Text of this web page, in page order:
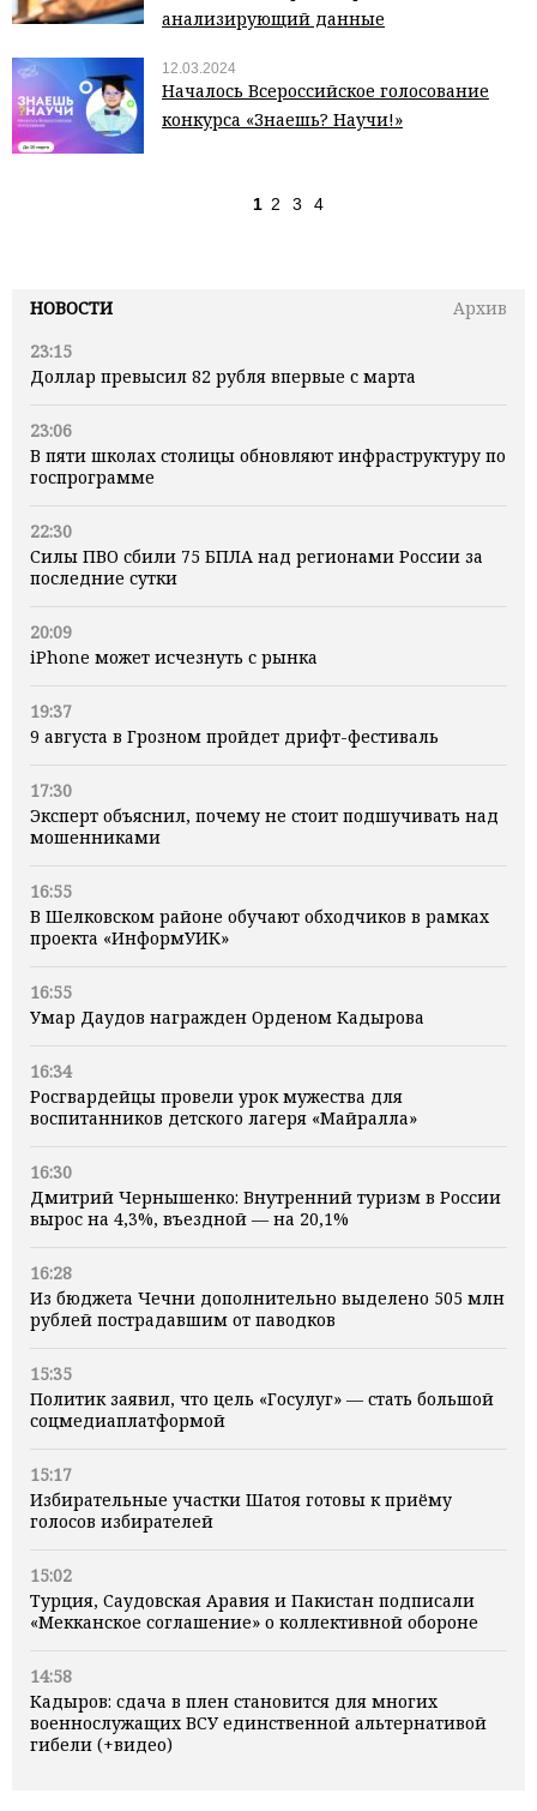
НОВОСТИ
Архив
23:15
Доллар превысил 82 рубля впервые с марта
23:06
В пяти школах столицы обновляют инфраструктуру по
госпрограмме
22:30
Силы ПВО сбили 75 БПЛА над регионами России за
последние сутки
20:09
iPhone может исчезнуть с рынка
19:37
9 августа в Грозном пройдет дрифт-фестиваль
17:30
Эксперт объяснил, почему не стоит подшучивать над
мошенниками
16:55
В Шелковском районе обучают обходчиков в рамках
проекта «ИнформУИК»
16:55
Умар Даудов награжден Орденом Кадырова
16:34
Росгвардейцы провели урок мужества для
воспитанников детского лагеря «Майралла»
16:30
Дмитрий Чернышенко: Внутренний туризм в России
вырос на 4,3%, въездной — на 20,1%
16:28
Из бюджета Чечни дополнительно выделено 505 млн
рублей пострадавшим от паводков
15:35
Политик заявил, что цель «Госулуг» — стать большой
соцмедиаплатформой
15:17
Избирательные участки Шатоя готовы к приёму
голосов избирателей
15:02
Турция, Саудовская Аравия и Пакистан подписали
«Мекканское соглашение» о коллективной обороне
14:58
Кадыров: сдача в плен становится для многих
военнослужащих ВСУ единственной альтернативой
гибели (+видео)
анализирующий данные
12.03.2024
Началось Всероссийское голосование
конкурса «Знаешь? Научи!»
1 2 3 4